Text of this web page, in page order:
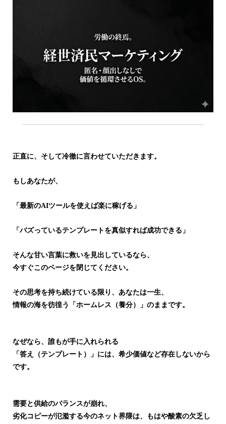
正直に、そして冷徹に言わせていただきます。
もしあなたが、
「最新のAIツールを使えば楽に稼げる」
「バズっているテンプレートを真似すれば成功できる」
そんな甘い言葉に救いを見出しているなら、
今すぐこのページを閉じてください。
その思考を持ち続けている限り、あなたは一生、
情報の海を彷徨う「ホームレス（養分）」のままです。
なぜなら、誰もが手に入れられる
「答え（テンプレート）」には、希少価値など存在しないから
です。
需要と供給のバランスが崩れ、
劣化コピーが氾濫する今のネット界隈は、もはや酸素の欠乏し